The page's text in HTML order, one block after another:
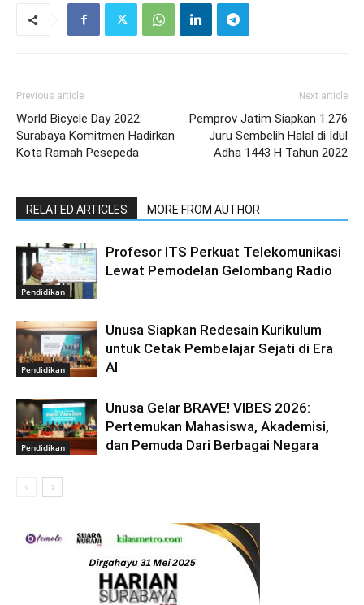
Previous article
World Bicycle Day 2022:
Surabaya Komitmen Hadirkan
Kota Ramah Pesepeda
Next article
Pemprov Jatim Siapkan 1.276
Juru Sembelih Halal di Idul
Adha 1443 H Tahun 2022
RELATED ARTICLES MORE FROM AUTHOR
Pendidikan
Profesor ITS Perkuat Telekomunikasi
Lewat Pemodelan Gelombang Radio
Pendidikan
Unusa Siapkan Redesain Kurikulum
untuk Cetak Pembelajar Sejati di Era
AI
Pendidikan
Unusa Gelar BRAVE! VIBES 2026:
Pertemukan Mahasiswa, Akademisi,
dan Pemuda Dari Berbagai Negara